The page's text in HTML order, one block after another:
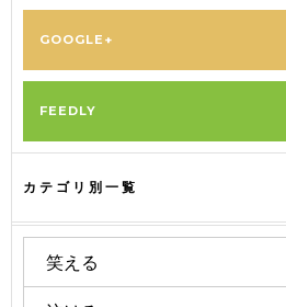
GOOGLE+
FEEDLY
カテゴリ別一覧
笑える